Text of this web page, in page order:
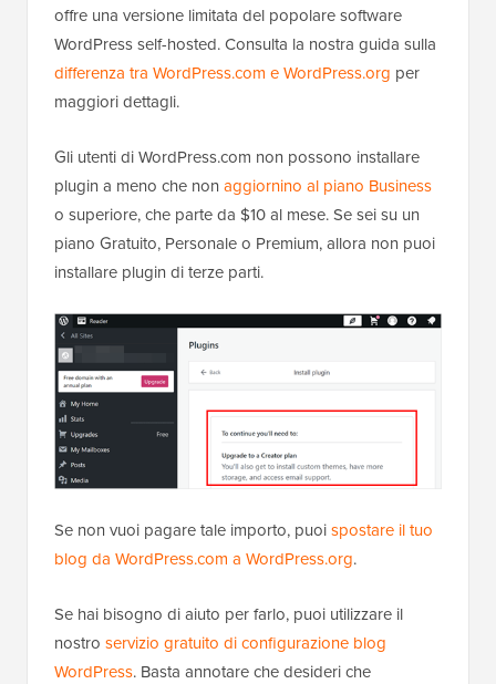
offre una versione limitata del popolare software
WordPress self-hosted. Consulta la nostra guida sulla
differenza tra WordPress.com e WordPress.org per
maggiori dettagli.
Gli utenti di WordPress.com non possono installare
plugin a meno che non aggiornino al piano Business
o superiore, che parte da $10 al mese. Se sei su un
piano Gratuito, Personale o Premium, allora non puoi
installare plugin di terze parti.
Se non vuoi pagare tale importo, puoispostare il tuo
blog da WordPress.com a WordPress.org.
Se hai bisogno di aiuto per farlo, puoi utilizzare il
nostro servizio gratuito di configurazione blog
WordPress. Basta annotare che desideri che